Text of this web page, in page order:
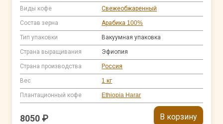
Виды кофе Свежеобжаренный
Состав зерна Арабика 100%
Тип упаковки Вакуумная упаковка
Страна выращивания Эфиопия
Страна производства Россия
Вес 1 кг
Плантационный кофе Ethiopia Harar
8050 ₽ В корзину